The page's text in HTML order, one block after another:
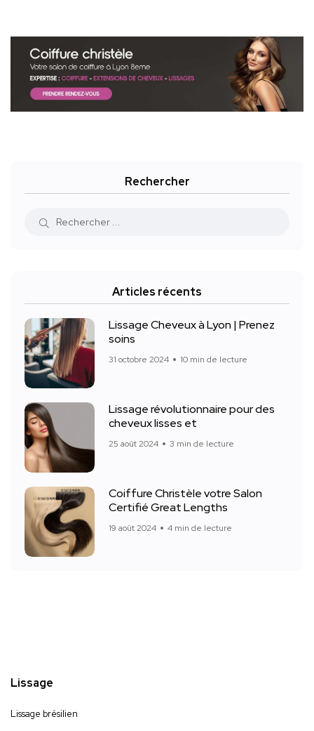
Rechercher
Articles récents
Lissage Cheveux à Lyon | Prenez
soins
31 octobre 2024 10 min de lecture
Lissage révolutionnaire pour des
cheveux lisses et
25 août 2024 3 min de lecture
Coiffure Christèle votre Salon
Certifié Great Lengths
19 août 2024 4 min de lecture
Lissage
Lissage brésilien